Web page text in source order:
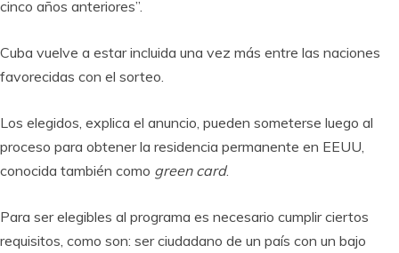
cinco años anteriores”.
Cuba vuelve a estar incluida una vez más entre las naciones
favorecidas con el sorteo.
Los elegidos, explica el anuncio, pueden someterse luego al
proceso para obtener la residencia permanente en EEUU,
conocida también como green card.
Para ser elegibles al programa es necesario cumplir ciertos
requisitos, como son: ser ciudadano de un país con un bajo